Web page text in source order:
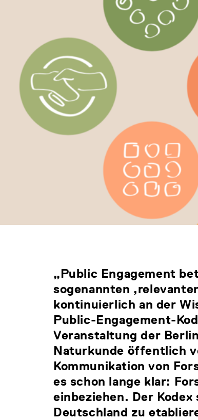
„Public Engagement
sogenannten
kontinuierlich an der
Public-Engagement-
Veranstaltung der
Naturkunde öffentlich
Kommunikation von
es schon lange klar:
einbeziehen. Der
Deutschland zu